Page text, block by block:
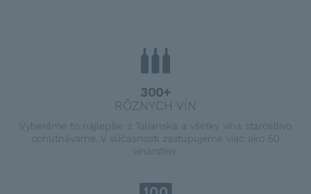
300+
RÔZNYCH VÍN
Vyberáme to najlepšie z Talianska a všetky vína starostlivo
ochutnávame. V súčasnosti zastupujeme viac ako 50
vinárstiev.